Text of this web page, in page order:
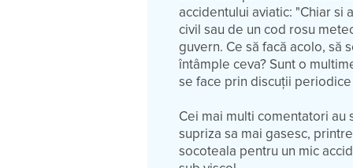
accidentului aviatic: "Chiar si
civil sau de un cod rosu
guvern. Ce să facă acolo, să
întâmple ceva? Sunt o
se face prin discuții
Cei mai multi comentatori
supriza sa mai gasesc,
socoteala pentru un mic